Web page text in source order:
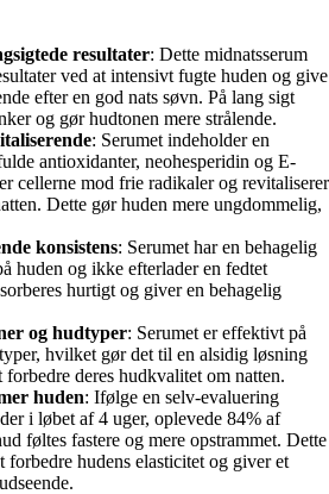
resultater: Dette midnatsserum
ved at intensivt fugte huden og give
efter en god nats søvn. På lang sigt
og gør hudtonen mere strålende.
: Serumet indeholder en
antioxidanter, neohesperidin og E-
cellerne mod frie radikaler og revitaliserer
Dette gør huden mere ungdommelig,
konsistens: Serumet har en behagelig
huden og ikke efterlader en fedtet
hurtigt og giver en behagelig
og hudtyper: Serumet er effektivt på
hvilket gør det til en alsidig løsning
deres hudkvalitet om natten.
huden: Ifølge en selv-evaluering
i løbet af 4 uger, oplevede 84% af
føltes fastere og mere opstrammet. Dette
forbedre hudens elasticitet og giver et